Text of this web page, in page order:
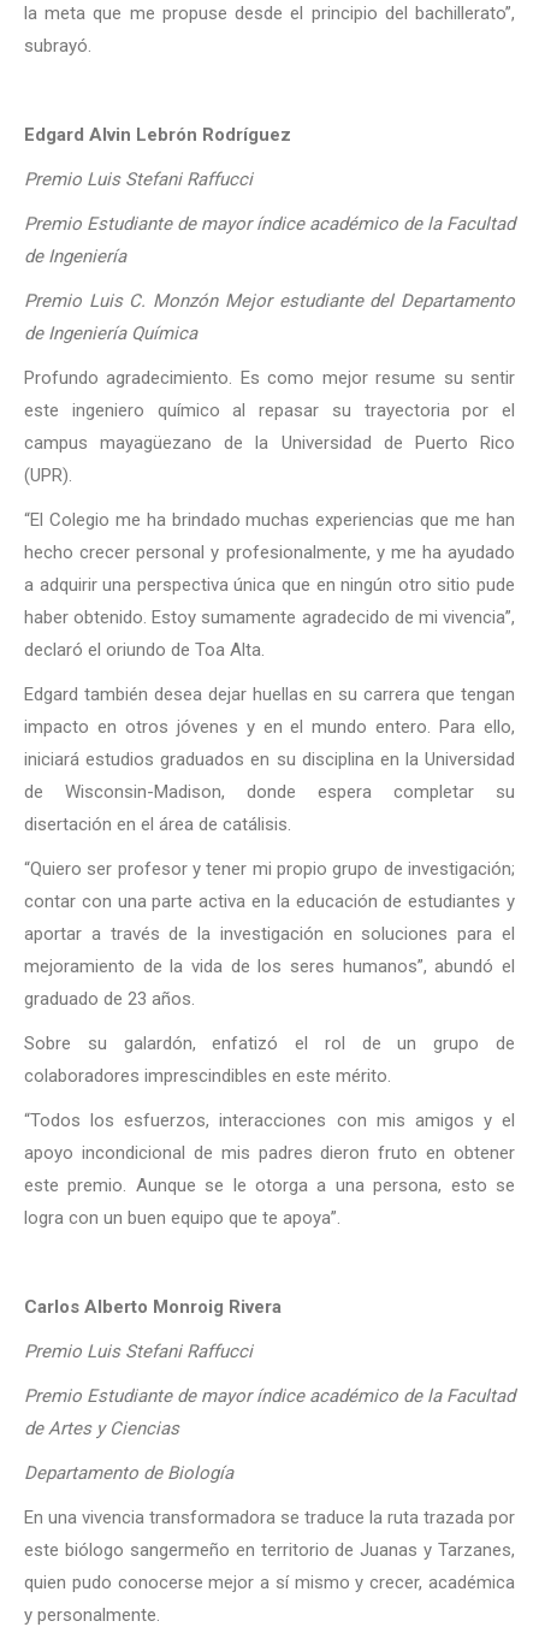
la meta que me propuse desde el principio del bachillerato”,
subrayó.
Edgard Alvin Lebrón Rodríguez
Premio Luis Stefani Raffucci
Premio Estudiante de mayor índice académico de la Facultad
de Ingeniería
Premio Luis C. Monzón Mejor estudiante del Departamento
de Ingeniería Química
Profundo agradecimiento. Es como mejor resume su sentir
este ingeniero químico al repasar su trayectoria por el
campus mayagüezano de la Universidad de Puerto Rico
(UPR).
“El Colegio me ha brindado muchas experiencias que me han
hecho crecer personal y profesionalmente, y me ha ayudado
a adquirir una perspectiva única que en ningún otro sitio pude
haber obtenido. Estoy sumamente agradecido de mi vivencia”,
declaró el oriundo de Toa Alta.
Edgard también desea dejar huellas en su carrera que tengan
impacto en otros jóvenes y en el mundo entero. Para ello,
iniciará estudios graduados en su disciplina en la Universidad
de Wisconsin-Madison, donde espera completar su
disertación en el área de catálisis.
“Quiero ser profesor y tener mi propio grupo de investigación;
contar con una parte activa en la educación de estudiantes y
aportar a través de la investigación en soluciones para el
mejoramiento de la vida de los seres humanos”, abundó el
graduado de 23 años.
Sobre su galardón, enfatizó el rol de un grupo de
colaboradores imprescindibles en este mérito.
“Todos los esfuerzos, interacciones con mis amigos y el
apoyo incondicional de mis padres dieron fruto en obtener
este premio. Aunque se le otorga a una persona, esto se
logra con un buen equipo que te apoya”.
Carlos Alberto Monroig Rivera
Premio Luis Stefani Raffucci
Premio Estudiante de mayor índice académico de la Facultad
de Artes y Ciencias
Departamento de Biología
En una vivencia transformadora se traduce la ruta trazada por
este biólogo sangermeño en territorio de Juanas y Tarzanes,
quien pudo conocerse mejor a sí mismo y crecer, académica
y personalmente.